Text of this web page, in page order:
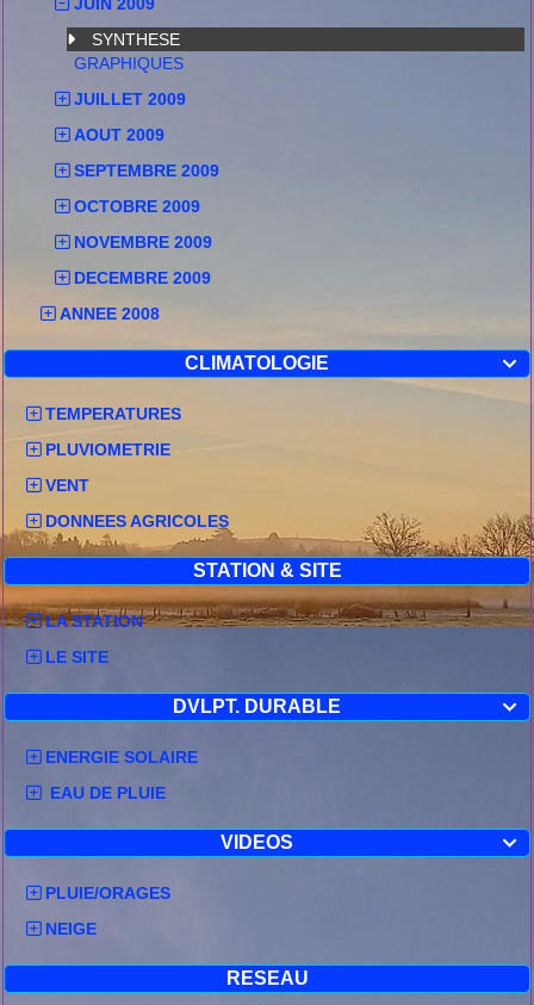
JUIN 2009
SYNTHESE
GRAPHIQUES
JUILLET 2009
AOUT 2009
SEPTEMBRE 2009
OCTOBRE 2009
NOVEMBRE 2009
DECEMBRE 2009
ANNEE 2008

CLIMATOLOGIE
TEMPERATURES
PLUVIOMETRIE
VENT
DONNEES AGRICOLES
STATION & SITE
LA STATION
LE SITE

DVLPT. DURABLE
ENERGIE SOLAIRE
EAU DE PLUIE

VIDEOS
PLUIE/ORAGES
NEIGE
RESEAU